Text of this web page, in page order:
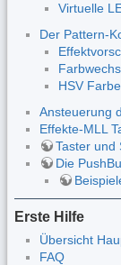
Virtuelle
Der Pattern-
HSV
Ansteuerung
Effekte-MLL
Taster und
Die
Erste Hilfe
Übersicht
FAQ